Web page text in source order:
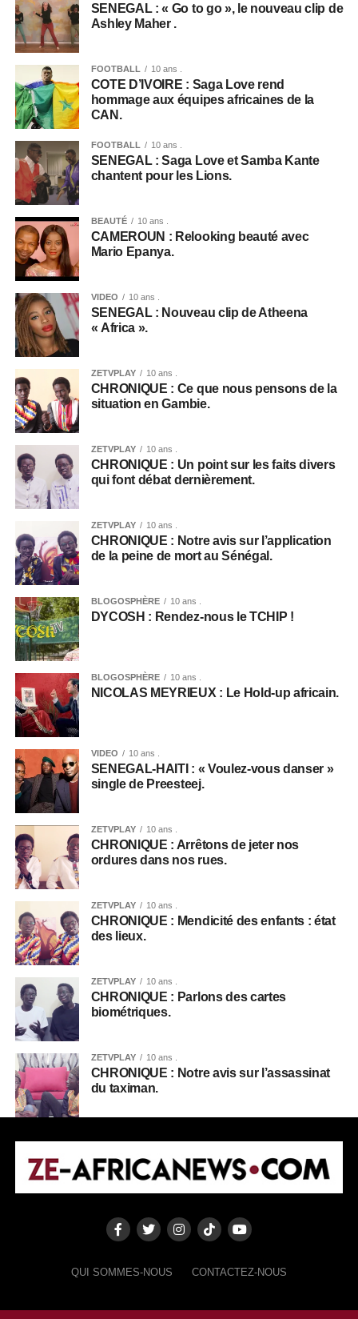
SENEGAL : « Go to go », le nouveau clip de
Ashley Maher .
FOOTBALL 10 ans .
COTE D’IVOIRE : Saga Love rend
hommage aux équipes africaines de la
CAN.
FOOTBALL 10 ans .
SENEGAL : Saga Love et Samba Kante
chantent pour les Lions.
BEAUTÉ 10 ans .
CAMEROUN : Relooking beauté avec
Mario Epanya.
VIDEO 10 ans .
SENEGAL : Nouveau clip de Atheena
« Africa ».
ZETVPLAY 10 ans .
CHRONIQUE : Ce que nous pensons de la
situation en Gambie.
ZETVPLAY 10 ans .
CHRONIQUE : Un point sur les faits divers
qui font débat dernièrement.
ZETVPLAY 10 ans .
CHRONIQUE : Notre avis sur l’application
de la peine de mort au Sénégal.
BLOGOSPHÈRE 10 ans .
DYCOSH : Rendez-nous le TCHIP !
BLOGOSPHÈRE 10 ans .
NICOLAS MEYRIEUX : Le Hold-up africain.
VIDEO 10 ans .
SENEGAL-HAITI : « Voulez-vous danser »
single de Preesteej.
ZETVPLAY 10 ans .
CHRONIQUE : Arrêtons de jeter nos
ordures dans nos rues.
ZETVPLAY 10 ans .
CHRONIQUE : Mendicité des enfants : état
des lieux.
ZETVPLAY 10 ans .
CHRONIQUE : Parlons des cartes
biométriques.
ZETVPLAY 10 ans .
CHRONIQUE : Notre avis sur l’assassinat
du taximan.
QUI SOMMES-NOUS CONTACTEZ-NOUS